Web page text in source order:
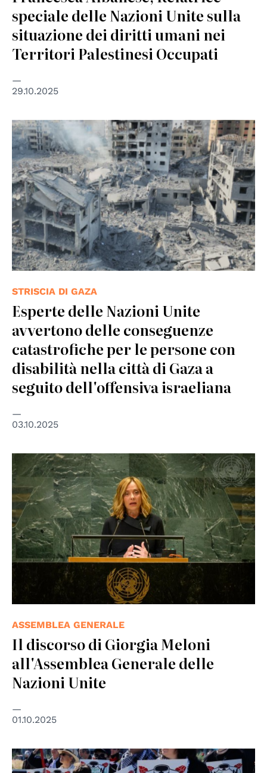
speciale delle Nazioni Unite sulla
situazione dei diritti umani nei
Territori Palestinesi Occupati
29.10.2025
© UNICEF/Hassan Islyeh
STRISCIA DI GAZA
Esperte delle Nazioni Unite
avvertono delle conseguenze
catastrofiche per le persone con
disabilità nella città di Gaza a
seguito dell'offensiva israeliana
03.10.2025
© UN Photo
ASSEMBLEA GENERALE
Il discorso di Giorgia Meloni
all'Assemblea Generale delle
Nazioni Unite
01.10.2025
© Peg Hunter